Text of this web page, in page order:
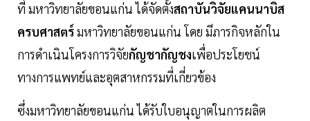
ที่ มหาวิทยาลัยขอนแก่น ได้จัดตั้งสถาบันวิจัยแคนนาบิส
ครบศาสตร์มหาวิทยาลัยขอนแก่น โดย มีภารกิจหลักใน
การดำเนินโครงการวิจัยกัญชากัญชงเพื่อประโยชน์
ทางการแพทย์และอุตสาหกรรมที่เกี่ยวข้อง
ซึ่งมหาวิทยาลัยขอนแก่น ได้รับใบอนุญาตในการผลิต